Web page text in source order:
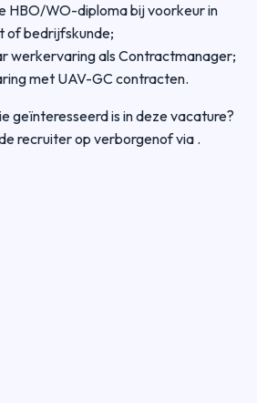
HBO/WO-diploma bij voorkeur in
of bedrijfskunde;
werkervaring als Contractmanager;
met UAV-GC contracten.
geïnteresseerd is in deze vacature?
recruiter op verborgenof via .